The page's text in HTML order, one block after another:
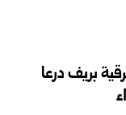
بريف درعا